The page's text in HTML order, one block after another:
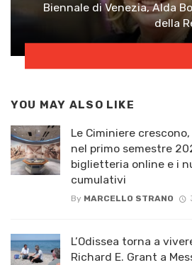
Biennale di Venezia, Alda
della
YOU MAY ALSO LIKE
Le Ciminiere
nel primo semestre
biglietteria online e i
cumulativi
By MARCELLO STRANO
L’Odissea torna a
Richard E. Grant a